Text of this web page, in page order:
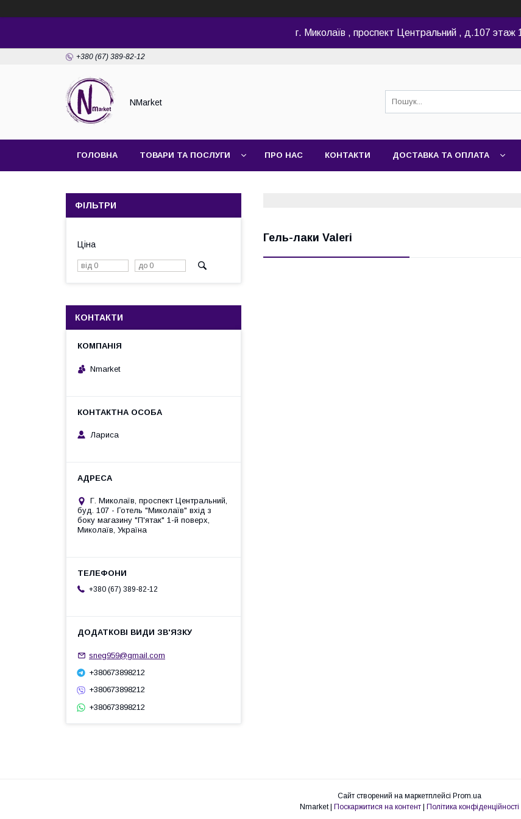
г. Миколаїв , проспект Центральний , д.107 этаж 1
+380 (67) 389-82-12
NMarket
ГОЛОВНА ТОВАРИ ТА ПОСЛУГИ ПРО НАС КОНТАКТИ ДОСТАВКА ТА ОПЛАТА
Гель-лаки Valeri
ФІЛЬТРИ
Ціна
КОНТАКТИ
Nmarket
Лариса
Г. Миколаїв, проспект Центральний,
буд. 107 - Готель "Миколаїв" вхід з
боку магазину "П'ятак" 1-й поверх,
Миколаїв, Україна
+380 (67) 389-82-12
sneg959@gmail.com
+380673898212
+380673898212
+380673898212
Сайт створений на маркетплейсі Prom.ua
Поскаржитися на контент Політика конфіденційності